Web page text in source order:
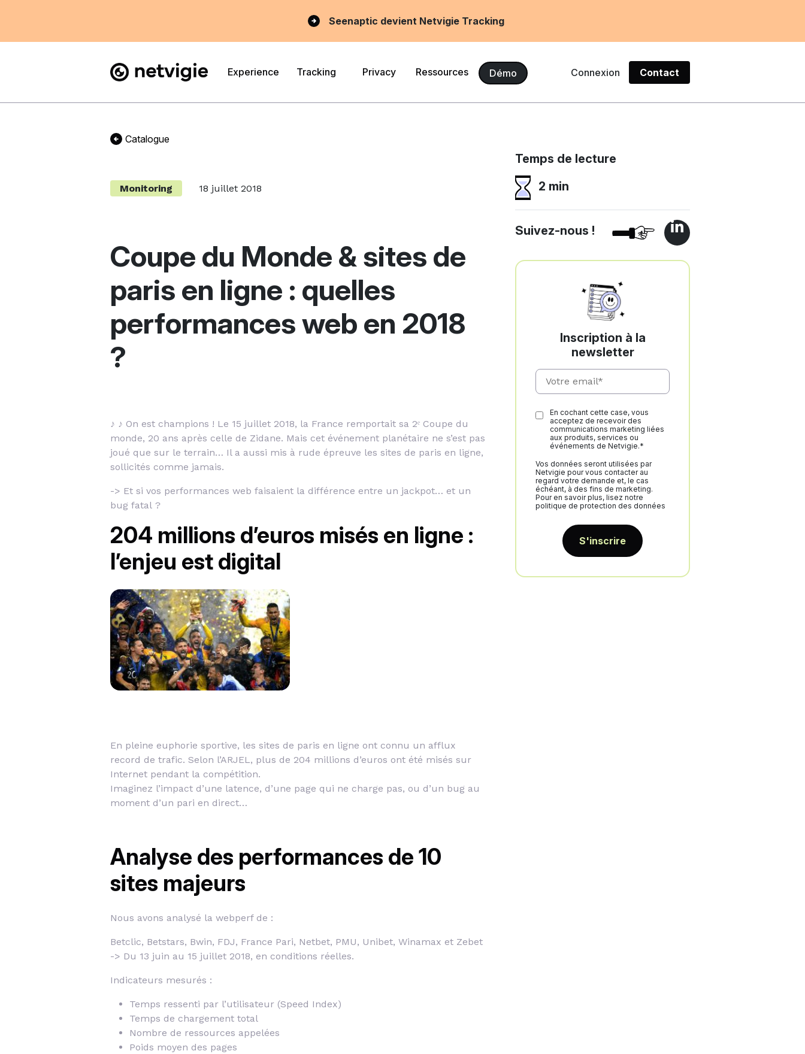
Seenaptic devient Netvigie Tracking
Experience Tracking Privacy Ressources Démo Connexion Contact
Catalogue
Monitoring 18 juillet 2018
Coupe du Monde & sites de
paris en ligne : quelles
performances web en 2018
?
♪ ♪ On est champions ! Le 15 juillet 2018, la France remportait sa 2ᵉ Coupe du
monde, 20 ans après celle de Zidane. Mais cet événement planétaire ne s’est pas
joué que sur le terrain… Il a aussi mis à rude épreuve les sites de paris en ligne,
sollicités comme jamais.
-> Et si vos performances web faisaient la différence entre un jackpot… et un
bug fatal ?
204 millions d’euros misés en ligne :
l’enjeu est digital
En pleine euphorie sportive, les sites de paris en ligne ont connu un afflux
record de trafic. Selon l’ARJEL, plus de 204 millions d’euros ont été misés sur
Internet pendant la compétition.
Imaginez l’impact d’une latence, d’une page qui ne charge pas, ou d’un bug au
moment d’un pari en direct…
Analyse des performances de 10
sites majeurs
Nous avons analysé la webperf de :
Betclic, Betstars, Bwin, FDJ, France Pari, Netbet, PMU, Unibet, Winamax et Zebet
-> Du 13 juin au 15 juillet 2018, en conditions réelles.
Indicateurs mesurés :
Temps ressenti par l’utilisateur (Speed Index)
Temps de chargement total
Nombre de ressources appelées
Poids moyen des pages
Temps de lecture
2 min
Suivez-nous !
Inscription à la
newsletter
En cochant cette case, vous
acceptez de recevoir des
communications marketing liées
aux produits, services ou
événements de Netvigie.*
Vos données seront utilisées par
Netvigie pour vous contacter au
regard votre demande et, le cas
échéant, à des fins de marketing.
Pour en savoir plus, lisez notre
politique de protection des données